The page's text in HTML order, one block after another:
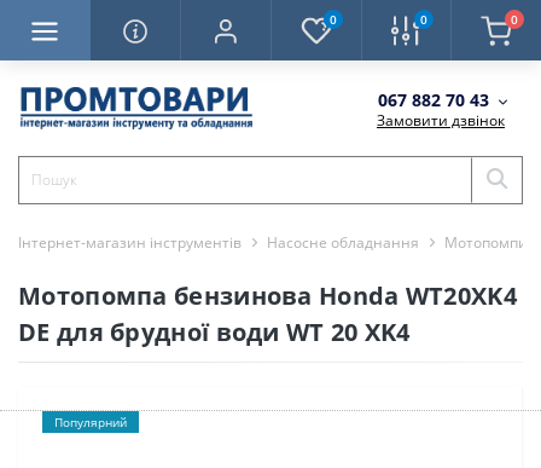
0 0 0
067 882 70 43
Замовити дзвінок
Інтернет-магазин інструментів Насосне обладнання Мотопомпи
Мотопомпа бензинова Honda WT20XK4
DE для брудної води WT 20 XK4
Популярний